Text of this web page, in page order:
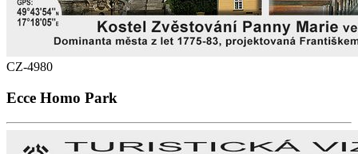
CZ-4980
Ecce Homo Park